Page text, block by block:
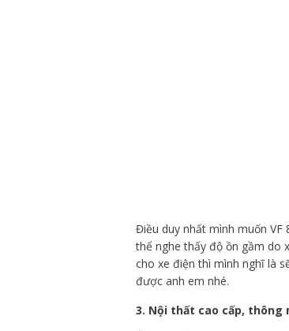
Điều duy nhất mình muốn VF
thể nghe thấy độ ồn gầm do
cho xe điện thì mình nghĩ là
được anh em nhé.
3. Nội thất cao cấp,